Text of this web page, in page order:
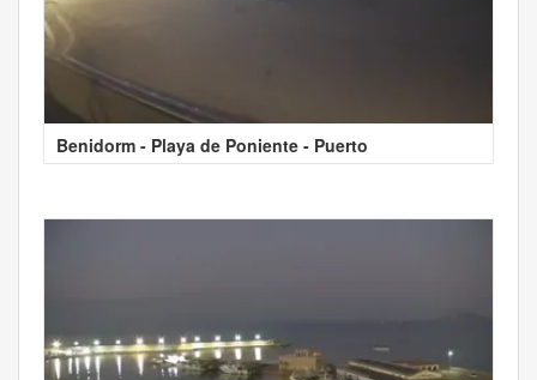
Benidorm - Playa de Poniente - Puerto